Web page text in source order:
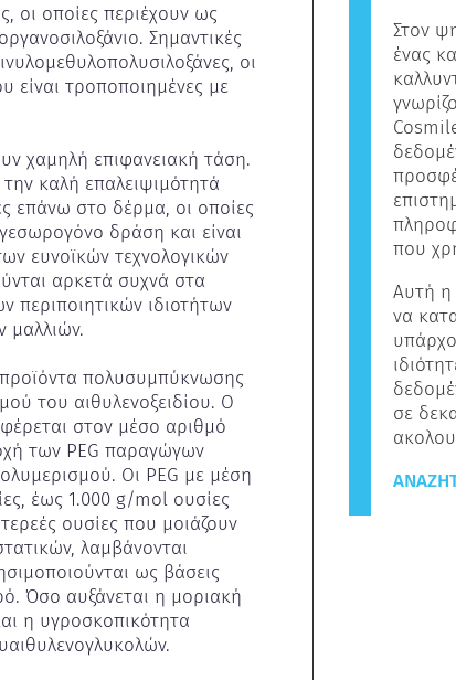
οι οποίες περιέχουν ως
Σημαντικές
οι
είναι τροποποιημένες με
χαμηλή επιφανειακή τάση.
καλή επαλειψιμότητά
επάνω στο δέρμα, οι οποίες
δράση και είναι
ευνοϊκών τεχνολογικών
αρκετά συχνά στα
περιποιητικών ιδιοτήτων
μαλλιών.
προϊόντα πολυσυμπύκνωσης
του αιθυλενοξειδίου. Ο
στον μέσο αριθμό
των PEG παραγώγων
Οι PEG με μέση
έως 1.000 g/mol ουσίες
ουσίες που μοιάζουν
λαμβάνονται
ως βάσεις
Όσο αυξάνεται η μοριακή
η υγροσκοπικότητα
Στον
ένας
που
Αυτή η
να
σε